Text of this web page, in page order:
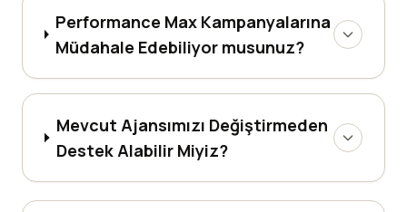
Performance Max Kampanyalarına
Müdahale Edebiliyor musunuz?
Mevcut Ajansımızı Değiştirmeden
Destek Alabilir Miyiz?